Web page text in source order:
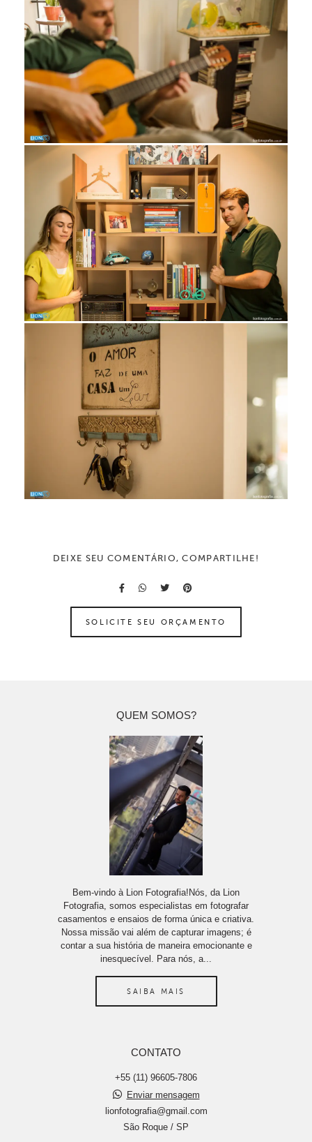
DEIXE SEU COMENTÁRIO, COMPARTILHE!
SOLICITE SEU ORÇAMENTO
QUEM SOMOS?
Bem-vindo à Lion Fotografia!Nós, da Lion
Fotografia, somos especialistas em fotografar
casamentos e ensaios de forma única e criativa.
Nossa missão vai além de capturar imagens; é
contar a sua história de maneira emocionante e
inesquecível. Para nós, a...
SAIBA MAIS
CONTATO
+55 (11) 96605-7806
Enviar mensagem
lionfotografia@gmail.com
São Roque / SP